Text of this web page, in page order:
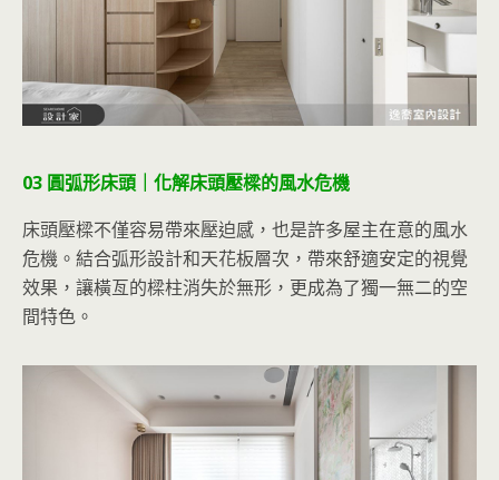
03 圓弧形床頭｜化解床頭壓樑的風水危機
床頭壓樑不僅容易帶來壓迫感，也是許多屋主在意的風水
危機。結合弧形設計和天花板層次，帶來舒適安定的視覺
效果，讓橫亙的樑柱消失於無形，更成為了獨一無二的空
間特色。